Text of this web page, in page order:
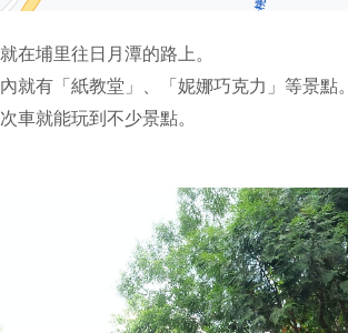
在埔里往日月潭的路上。
就有「紙教堂」、「妮娜巧克力」等景點。
車就能玩到不少景點。